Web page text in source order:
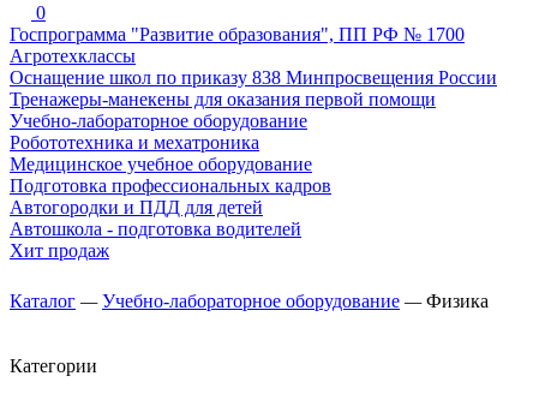
0
Госпрограмма "Развитие образования", ПП РФ № 1700
Агротехклассы
Оснащение школ по приказу 838 Минпросвещения России
Тренажеры-манекены для оказания первой помощи
Учебно-лабораторное оборудование
Робототехника и мехатроника
Медицинское учебное оборудование
Подготовка профессиональных кадров
Автогородки и ПДД для детей
Автошкола - подготовка водителей
Хит продаж
Каталог —Учебно-лабораторное оборудование —Физика
Категории